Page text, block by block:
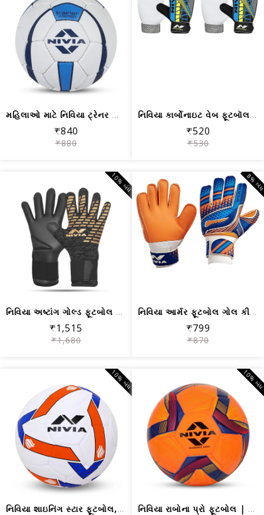
મહિલાઓ માટે નિવિયા ટ્રેનર સિન્થેટિક હ...
₹840
₹880
નિવિયા કાર્બોનાઇટ વેબ ફૂટબૉલ ગોલ રાખે...
₹520
₹530
નિવિયા અષ્ટાંગ ગોલ્ડ ફૂટબોલ ગોલકીપિંગ...
₹1,515
₹1,680
10% બંધ
નિવિયા આર્મર ફૂટબોલ ગોલ કીપર ગ્લોવ્સ ...
₹799
₹870
8%
નિવિયા શાઇનિંગ સ્ટાર ફૂટબોલ, બહુરંગી કદ 5
10% બંધ
નિવિયા રાબોના પ્રો ફૂટબોલ | નારંગી રં...
10%